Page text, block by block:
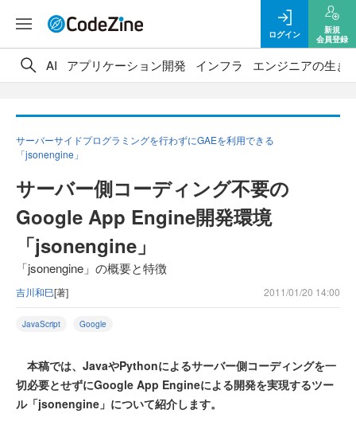
ログイン
新規
会員登録
AI アプリケーション開発 インフラ エンジニアの生き
サーバーサイドプログラミングを行わずにGAEを利用できる
「jsonengine」
サーバー側コーディング不要の
Google App Engine開発環境
「jsonengine」
「jsonengine」の概要と特徴
吉川和巳[著] 2011/01/20 14:00
JavaScript Google
本稿では、JavaやPythonによるサーバー側コーディングを一
切必要とせずにGoogle App Engineによる開発を実現するツー
ル「jsonengine」について紹介します。